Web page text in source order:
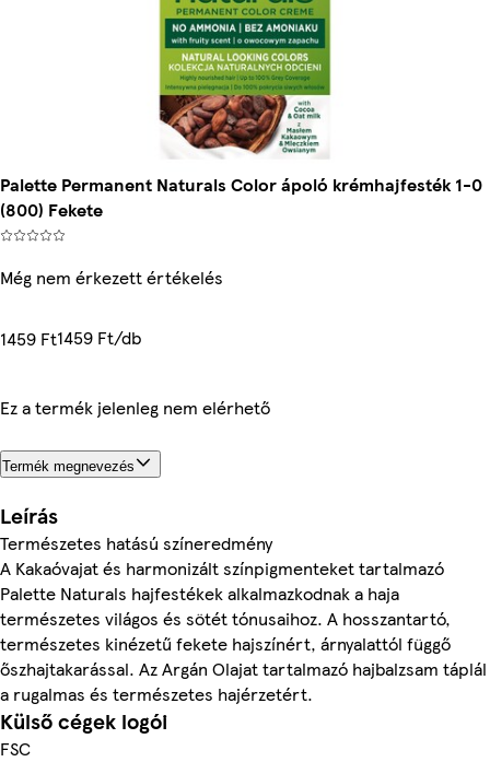
Palette Permanent Naturals Color ápoló krémhajfesték 1-0
(800) Fekete
Még nem érkezett értékelés
1459 Ft1459 Ft/db
Ez a termék jelenleg nem elérhető
Termék megnevezés
Leírás
Természetes hatású színeredmény
A Kakaóvajat és harmonizált színpigmenteket tartalmazó
Palette Naturals hajfestékek alkalmazkodnak a haja
természetes világos és sötét tónusaihoz. A hosszantartó,
természetes kinézetű fekete hajszínért, árnyalattól függő
őszhajtakarással. Az Argán Olajat tartalmazó hajbalzsam táplál
a rugalmas és természetes hajérzetért.
Külső cégek logói
FSC